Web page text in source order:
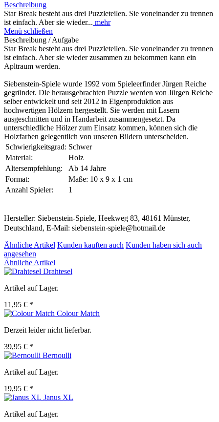
Beschreibung
Star Break besteht aus drei Puzzleteilen. Sie voneinander zu trennen
ist einfach. Aber sie wieder... mehr
Menü schließen
Beschreibung / Aufgabe
Star Break besteht aus drei Puzzleteilen. Sie voneinander zu trennen
ist einfach. Aber sie wieder zusammen zu bekommen kann ein
Apltraum werden.
Siebenstein-Spiele wurde 1992 vom Spieleerfinder Jürgen Reiche
gegründet. Die herausgebrachten Puzzle werden von Jürgen Reiche
selber entwickelt und seit 2012 in Eigenproduktion aus
hochwertigen Hölzern hergestellt. Sie werden mit Lasern
ausgeschnitten und in Handarbeit zusammengesetzt. Da
unterschiedliche Hölzer zum Einsatz kommen, können sich die
Holzfarben gelegentlich von unseren Bildern unterscheiden.
Schwierigkeitsgrad: Schwer
Material:
Holz
Altersempfehlung:
Ab 14 Jahre
Format:
Maße: 10 x 9 x 1 cm
Anzahl Spieler:
1
Hersteller: Siebenstein-Spiele, Heekweg 83, 48161 Münster,
Deutschland, E-Mail: siebenstein-spiele@hotmail.de
Ähnliche Artikel Kunden kauften auch Kunden haben sich auch
angesehen
Ähnliche Artikel
Drahtesel
Artikel auf Lager.
11,95 € *
Colour Match
Derzeit leider nicht lieferbar.
39,95 € *
Bernoulli
Artikel auf Lager.
19,95 € *
Janus XL
Artikel auf Lager.